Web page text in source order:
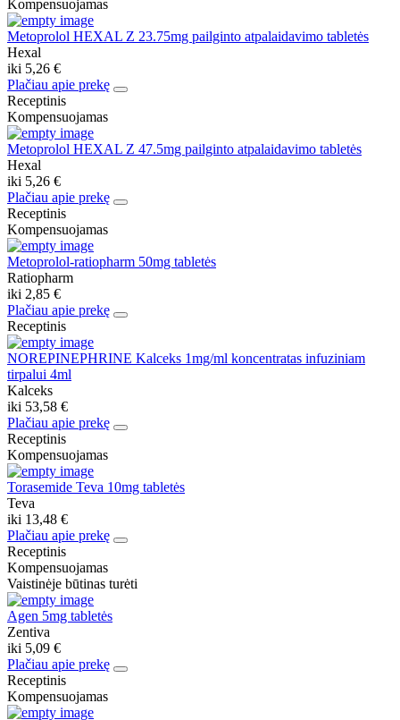
Kompensuojamas
Metoprolol HEXAL Z 23.75mg pailginto atpalaidavimo tabletės
Hexal
iki 5,26 €
Plačiau apie prekę
Receptinis
Kompensuojamas
Metoprolol HEXAL Z 47.5mg pailginto atpalaidavimo tabletės
Hexal
iki 5,26 €
Plačiau apie prekę
Receptinis
Kompensuojamas
Metoprolol-ratiopharm 50mg tabletės
Ratiopharm
iki 2,85 €
Plačiau apie prekę
Receptinis
NOREPINEPHRINE Kalceks 1mg/ml koncentratas infuziniam
tirpalui 4ml
Kalceks
iki 53,58 €
Plačiau apie prekę
Receptinis
Kompensuojamas
Torasemide Teva 10mg tabletės
Teva
iki 13,48 €
Plačiau apie prekę
Receptinis
Kompensuojamas
Vaistinėje būtinas turėti
Agen 5mg tabletės
Zentiva
iki 5,09 €
Plačiau apie prekę
Receptinis
Kompensuojamas